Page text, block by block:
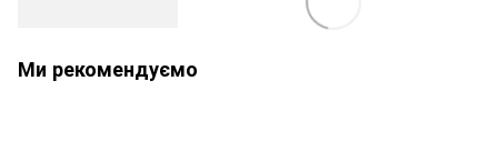
Ми рекомендуємо